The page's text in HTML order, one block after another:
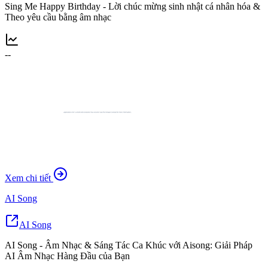
Sing Me Happy Birthday - Lời chúc mừng sinh nhật cá nhân hóa &
Theo yêu cầu bằng âm nhạc
--
Xem chi tiết
AI Song
AI Song
AI Song - Âm Nhạc & Sáng Tác Ca Khúc với Aisong: Giải Pháp
AI Âm Nhạc Hàng Đầu của Bạn